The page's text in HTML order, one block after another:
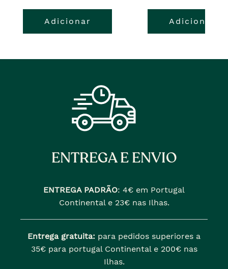
Adicionar
pre�o
atual
o
pre�o
era
Adicionar
ENTREGA E ENVIO
ENTREGA PADRÃO: 4€ em Portugal
Continental e 23€ nas Ilhas.
Entrega gratuita: para pedidos superiores a
35€ para portugal Continental e 200€ nas
Ilhas.